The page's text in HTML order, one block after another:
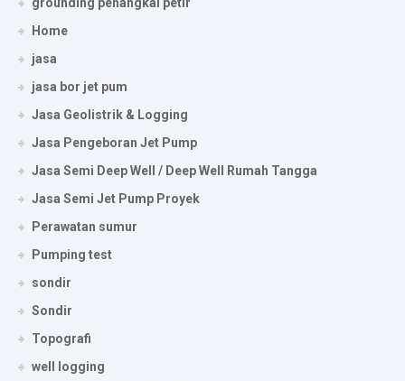
Home
jasa
jasa bor jet pum
Jasa Geolistrik & Logging
Jasa Pengeboran Jet Pump
Jasa Semi Deep Well / Deep Well Rumah Tangga
Jasa Semi Jet Pump Proyek
Perawatan sumur
Pumping test
sondir
Sondir
Topografi
well logging